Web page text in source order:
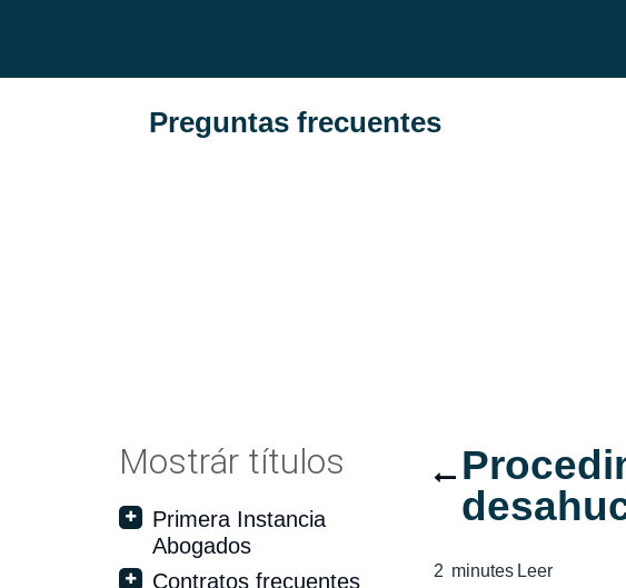
Preguntas frecuentes
Mostrár títulos
Primera Instancia
Abogados
Contratos frecuentes
2 minutes Leer